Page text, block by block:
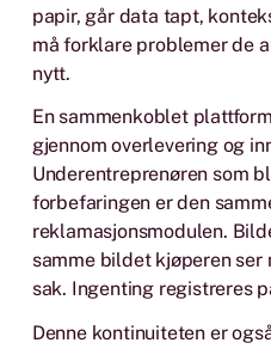
papir, går data tapt,
må forklare problemer de
nytt.
En sammenkoblet
gjennom overlevering og
Underentreprenøren som
forbefaringen er den
reklamasjonsmodulen.
samme bildet kjøperen ser
sak. Ingenting registreres
Denne kontinuiteten er